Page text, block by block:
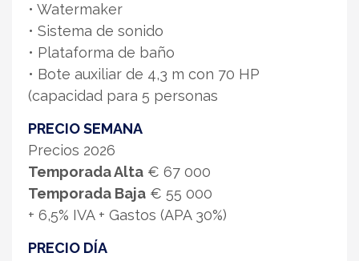
• Watermaker
• Sistema de sonido
• Plataforma de baño
• Bote auxiliar de 4,3 m con 70 HP
(capacidad para 5 personas
PRECIO SEMANA
Precios 2026
Temporada Alta € 67 000
Temporada Baja € 55 000
+ 6,5% IVA + Gastos (APA 30%)
PRECIO DÍA